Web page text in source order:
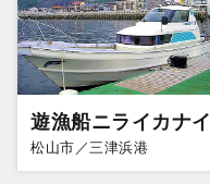
遊漁船ニライカナイ
松山市／三津浜港